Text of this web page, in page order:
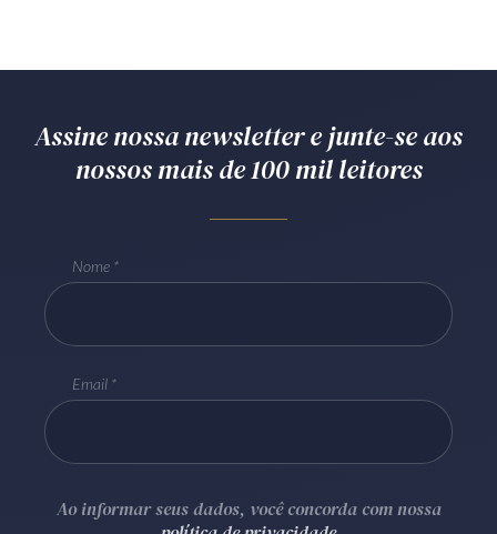
Av. Sete de Setembro, 4698
Batel Curitiba/PR CEP 80240-000
Assine nossa newsletter e junte-se aos
nossos mais de 100 mil leitores
Nome
Email
Ao informar seus dados, você concorda com nossa